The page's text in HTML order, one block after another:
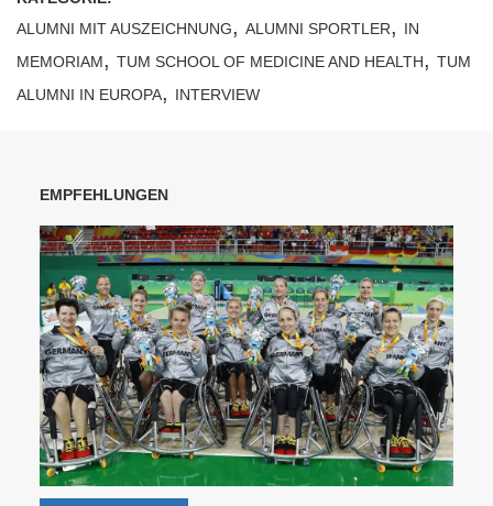
ALUMNI MIT AUSZEICHNUNG, ALUMNI SPORTLER, IN
MEMORIAM, TUM SCHOOL OF MEDICINE AND HEALTH, TUM
ALUMNI IN EUROPA, INTERVIEW
EMPFEHLUNGEN